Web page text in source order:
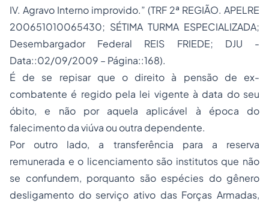
IV. Agravo Interno improvido.” (TRF 2ª REGIÃO. APELRE
200651010065430; SÉTIMA TURMA ESPECIALIZADA;
Desembargador Federal REIS FRIEDE; DJU -
Data::02/09/2009 – Página::168).
É de se repisar que o direito à pensão de ex-
combatente é regido pela lei vigente à data do seu
óbito, e não por aquela aplicável à época do
falecimento da viúva ou outra dependente.
Por outro lado, a transferência para a reserva
remunerada e o licenciamento são institutos que não
se confundem, porquanto são espécies do gênero
desligamento do serviço ativo das Forças Armadas,